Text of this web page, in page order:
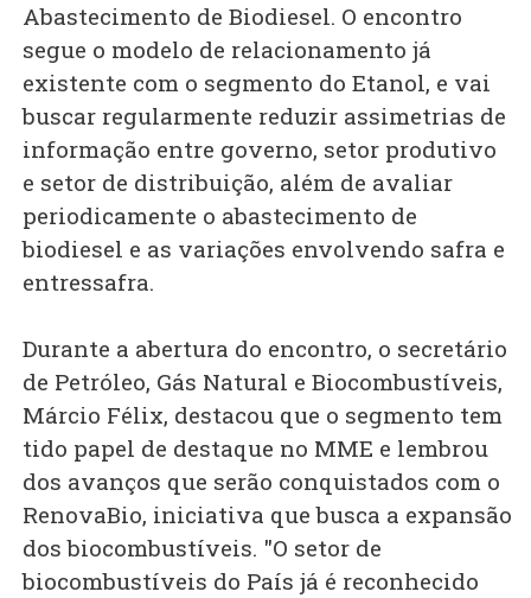
Abastecimento de Biodiesel. O encontro
segue o modelo de relacionamento já
existente com o segmento do Etanol, e vai
buscar regularmente reduzir assimetrias de
informação entre governo, setor produtivo
e setor de distribuição, além de avaliar
periodicamente o abastecimento de
biodiesel e as variações envolvendo safra e
entressafra.
Durante a abertura do encontro, o secretário
de Petróleo, Gás Natural e Biocombustíveis,
Márcio Félix, destacou que o segmento tem
tido papel de destaque no MME e lembrou
dos avanços que serão conquistados com o
RenovaBio, iniciativa que busca a expansão
dos biocombustíveis. "O setor de
biocombustíveis do País já é reconhecido